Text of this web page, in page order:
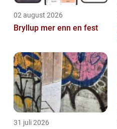
02 august 2026
Bryllup mer enn en fest
31 juli 2026